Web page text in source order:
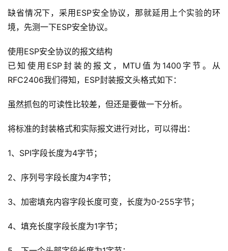
I
干
缺省情况下，采用ESP安全协议，那就延用上个实验的环
境，先测一下ESP安全协议。
使用ESP安全协议的报文结构
已知使用ESP封装的报文，MTU值为1400字节。从
RFC2406我们得知，ESP封装报文头格式如下：
虽然抓包的可读性比较差，但还是要做一下分析。
将标准的封装格式和实际报文进行对比，可以得出：
1、SPI字段长度为4字节；
2、序列号字段长度为4字节；
3、加密填充内容字段长度可变，长度为0-255字节；
4、填充长度字段长度为1字节；